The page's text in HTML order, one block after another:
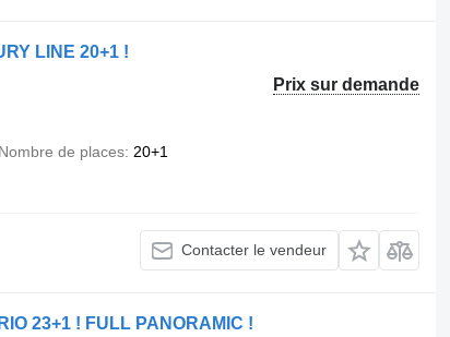
LINE 20+1 !
Prix sur demande
Nombre de places 20+1
Contacter le vendeur
23+1 ! FULL PANORAMIC !